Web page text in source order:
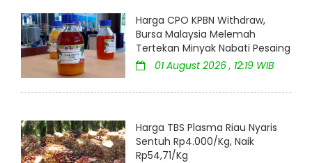
Harga CPO KPBN Withdraw,
Bursa Malaysia Melemah
Tertekan Minyak Nabati Pesaing
01 August 2026 , 12:19 WIB
Harga TBS Plasma Riau Nyaris
Sentuh Rp4.000/Kg, Naik
Rp54,71/Kg